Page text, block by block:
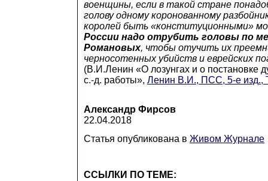
военщины, если в такой стране
голову одному коронованному
королей быть «конституционными»
России надо отрубить головы по
Романовых, чтобы отучить их
черносотенных убийств и еврейских
(В.И.Ленин «О лозунгах и о постановке
с.-д. работы», Ленин В.И., ПСС, 5-е изд.,
Александр Фирсов
22.04.2018
Статья опубликована в Живом Журнале
ССЫЛКИ ПО ТЕМЕ: